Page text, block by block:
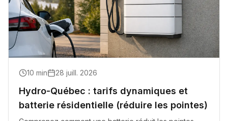
10 min 28 juill. 2026
Hydro-Québec : tarifs dynamiques et
batterie résidentielle (réduire les pointes)